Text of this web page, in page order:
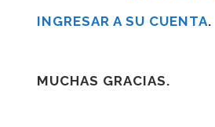
INGRESAR A SU CUENTA.
MUCHAS GRACIAS.